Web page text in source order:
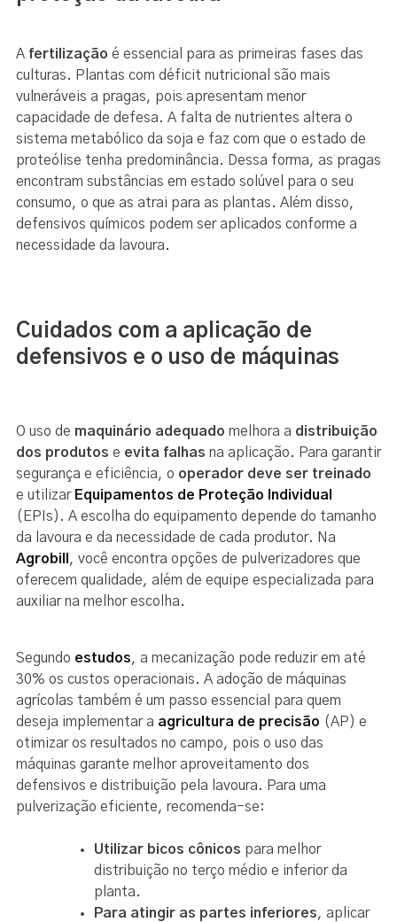
A fertilização é essencial para as primeiras fases das
culturas. Plantas com déficit nutricional são mais
vulneráveis a pragas, pois apresentam menor
capacidade de defesa. A falta de nutrientes altera o
sistema metabólico da soja e faz com que o estado de
proteólise tenha predominância. Dessa forma, as pragas
encontram substâncias em estado solúvel para o seu
consumo, o que as atrai para as plantas. Além disso,
defensivos químicos podem ser aplicados conforme a
necessidade da lavoura.
Cuidados com a aplicação de
defensivos e o uso de máquinas
O uso de maquinário adequado melhora a distribuição
dos produtos e evita falhas na aplicação. Para garantir
segurança e eficiência, o operador deve ser treinado
e utilizar Equipamentos de Proteção Individual
(EPIs). A escolha do equipamento depende do tamanho
da lavoura e da necessidade de cada produtor. Na
Agrobill
, você encontra opções de pulverizadores que
oferecem qualidade, além de equipe especializada para
auxiliar na melhor escolha.
Segundo estudos, a mecanização pode reduzir em até
30% os custos operacionais. A adoção de máquinas
agrícolas também é um passo essencial para quem
deseja implementar a agricultura de precisão (AP) e
otimizar os resultados no campo, pois o uso das
máquinas garante melhor aproveitamento dos
defensivos e distribuição pela lavoura. Para uma
pulverização eficiente, recomenda-se:
Utilizar bicos cônicos para melhor
distribuição no terço médio e inferior da
planta.
Para atingir as partes inferiores, aplicar